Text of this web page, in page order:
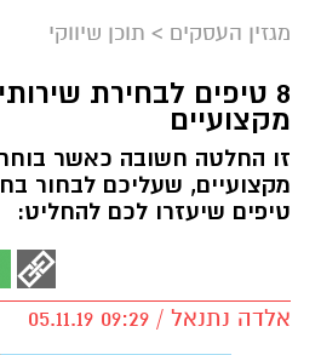
מגזין העסקים > תוכן שיווקי
8 טיפים לבחירת
מקצועיים
זו החלטה חשובה כאשר
טיפים שיעזרו לכם להחליט:
אלדה נתנאל / 09:29 05.11.19